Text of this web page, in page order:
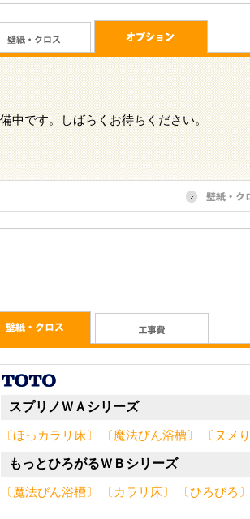
中です。しばらくお待ちください。
スプリノＷＡシリーズ
〔ほっカラリ床〕 〔魔法びん浴槽〕 〔ヌメ
もっとひろがるＷＢシリーズ
〔魔法びん浴槽〕 〔カラリ床〕 〔ひろびろ